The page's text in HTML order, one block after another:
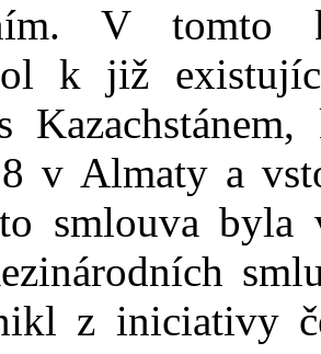
V tomto
k již
v Almaty a
smlouva byla
z iniciativy